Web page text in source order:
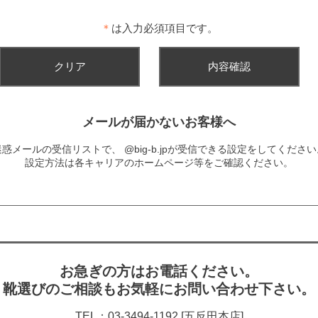
＊ は入力必須項目です。
メールが届かないお客様へ
惑メールの受信リストで、 @big-b.jpが受信できる設定をしてくださ
設定方法は各キャリアのホームページ等をご確認ください。
お急ぎの方はお電話ください。
靴選びのご相談もお気軽にお問い合わせ下さい。